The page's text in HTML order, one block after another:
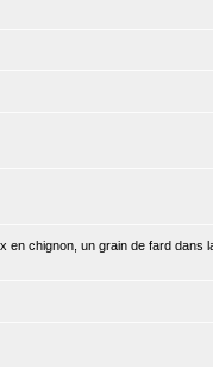
en chignon, un grain de fard dans